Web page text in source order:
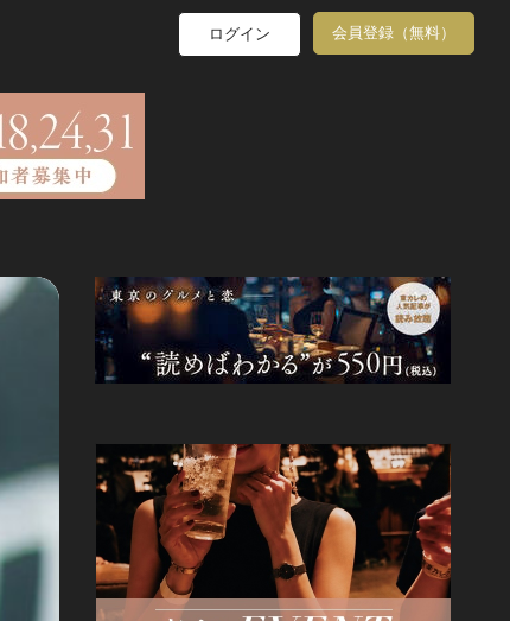
ログイン 会員登録（無料）